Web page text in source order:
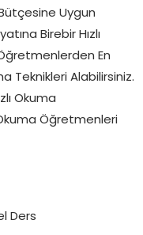
Uygun
Birebir Hızlı
En
Teknikleri Alabilirsiniz.
Okuma
Öğretmenleri
Ders